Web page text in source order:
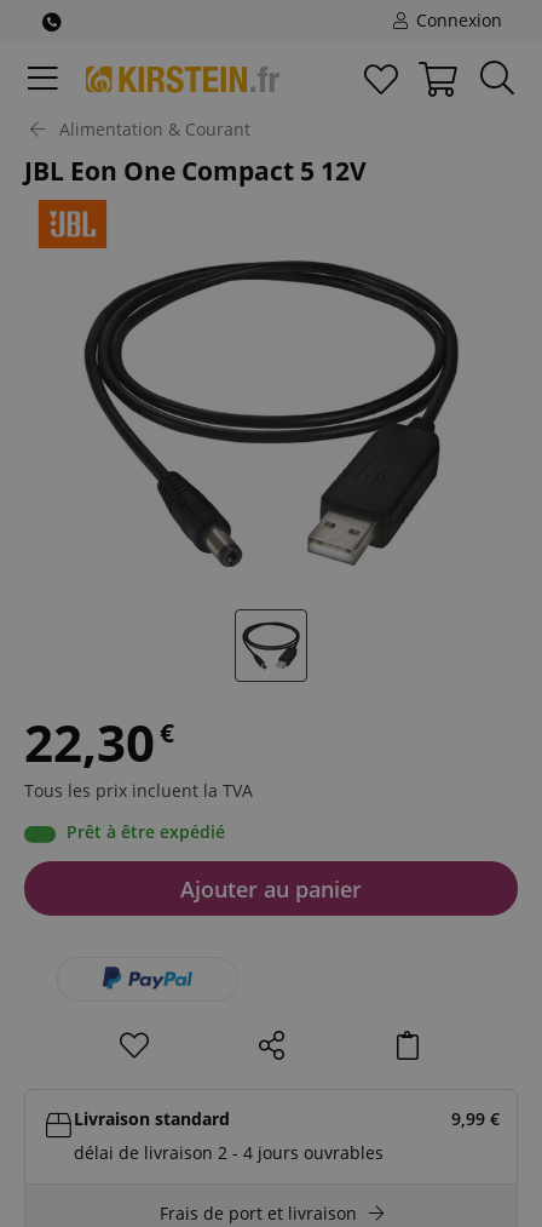
Connexion
Alimentation & Courant
JBL Eon One Compact 5 12V
22,30€
Tous les prix incluent la TVA
Prêt à être expédié
Ajouter au panier
Livraison standard 9,99 €
délai de livraison 2 - 4 jours ouvrables
Frais de port et livraison